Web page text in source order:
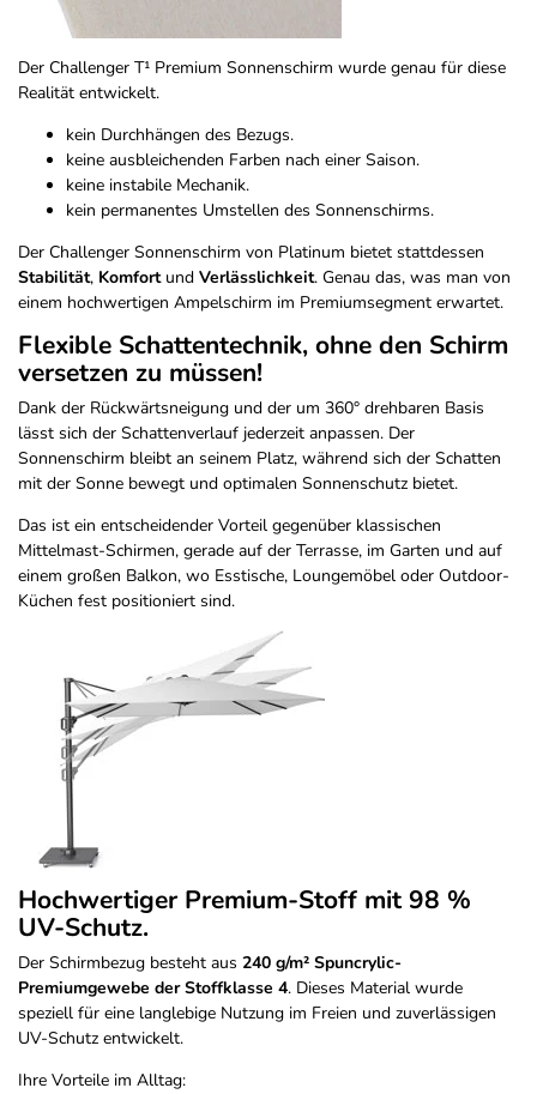
Der Challenger T¹ Premium Sonnenschirm wurde genau für diese
Realität entwickelt.
kein Durchhängen des Bezugs.
keine ausbleichenden Farben nach einer Saison.
keine instabile Mechanik.
kein permanentes Umstellen des Sonnenschirms.
Der Challenger Sonnenschirm von Platinum bietet stattdessen
Stabilität, Komfortund Verlässlichkeit. Genau das, was man von
einem hochwertigen Ampelschirm im Premiumsegment erwartet.
Flexible Schattentechnik, ohne den Schirm
versetzen zu müssen!
Dank der Rückwärtsneigung und der um 360° drehbaren Basis
lässt sich der Schattenverlauf jederzeit anpassen. Der
Sonnenschirm bleibt an seinem Platz, während sich der Schatten
mit der Sonne bewegt und optimalen Sonnenschutz bietet.
Das ist ein entscheidender Vorteil gegenüber klassischen
Mittelmast-Schirmen, gerade auf der Terrasse, im Garten und auf
einem großen Balkon, wo Esstische, Loungemöbel oder Outdoor-
Küchen fest positioniert sind.
Hochwertiger Premium-Stoff mit 98 %
UV-Schutz.
Der Schirmbezug besteht aus 240 g/m² Spuncrylic-
Premiumgewebe der Stoffklasse 4. Dieses Material wurde
speziell für eine langlebige Nutzung im Freien und zuverlässigen
UV-Schutz entwickelt.
Ihre Vorteile im Alltag: